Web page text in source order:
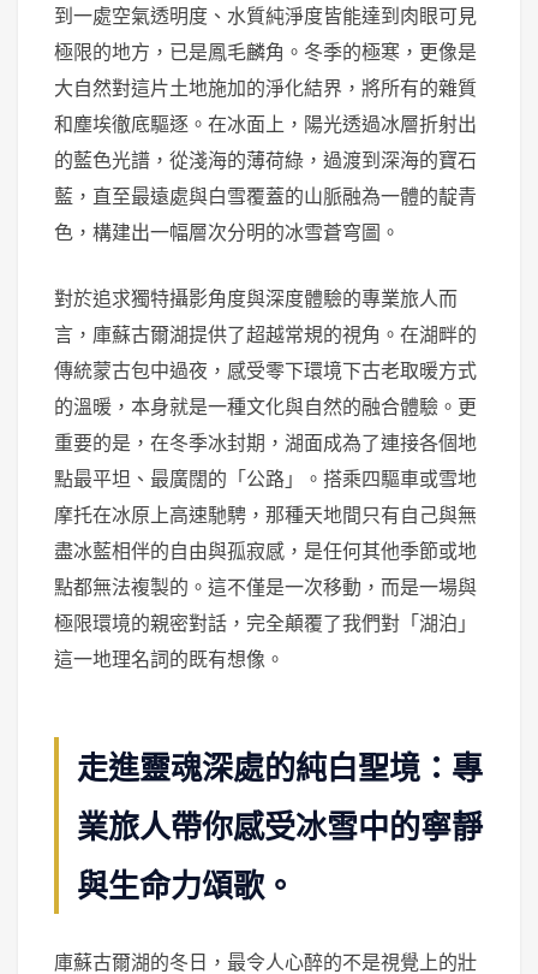
到一處空氣透明度、水質純淨度皆能達到肉眼可見
極限的地方，已是鳳毛麟角。冬季的極寒，更像是
大自然對這片土地施加的淨化結界，將所有的雜質
和塵埃徹底驅逐。在冰面上，陽光透過冰層折射出
的藍色光譜，從淺海的薄荷綠，過渡到深海的寶石
藍，直至最遠處與白雪覆蓋的山脈融為一體的靛青
色，構建出一幅層次分明的冰雪蒼穹圖。
對於追求獨特攝影角度與深度體驗的專業旅人而
言，庫蘇古爾湖提供了超越常規的視角。在湖畔的
傳統蒙古包中過夜，感受零下環境下古老取暖方式
的溫暖，本身就是一種文化與自然的融合體驗。更
重要的是，在冬季冰封期，湖面成為了連接各個地
點最平坦、最廣闊的「公路」。搭乘四驅車或雪地
摩托在冰原上高速馳騁，那種天地間只有自己與無
盡冰藍相伴的自由與孤寂感，是任何其他季節或地
點都無法複製的。這不僅是一次移動，而是一場與
極限環境的親密對話，完全顛覆了我們對「湖泊」
這一地理名詞的既有想像。
走進靈魂深處的純白聖境：專
業旅人帶你感受冰雪中的寧靜
與生命力頌歌。
庫蘇古爾湖的冬日，最令人心醉的不是視覺上的壯